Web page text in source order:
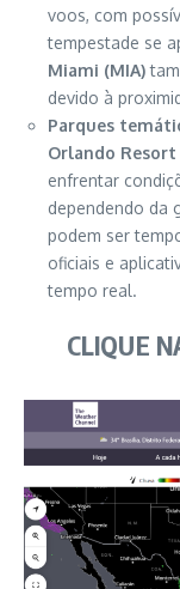
voos, com
tempestade se
Miami (MIA)
devido à
Parques
Orlando Resort
enfrentar
dependendo da
podem ser
oficiais e
tempo real.
CLIQUE